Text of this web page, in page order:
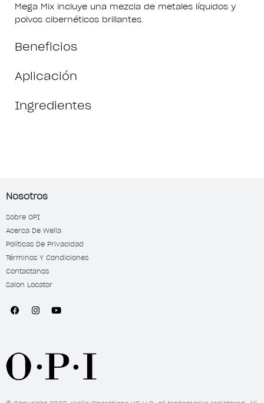
Mega Mix incluye una mezcla de metales líquidos y
polvos cibernéticos brillantes.
Beneficios
Aplicación
Ingredientes
Nosotros
Sobre OPI
Acerca De Wella
Políticas De Privacidad
Términos Y Condiciones
Contactanos
Salon Locator